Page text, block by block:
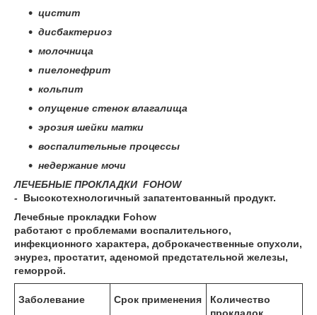
цистит
дисбактериоз
молочница
пиелонефрит
кольпит
опущение стенок влагалища
эрозия шейки матки
воспалительные процессы
недержание мочи
ЛЕЧЕБНЫЕ ПРОКЛАДКИ FOHOW
- Высокотехнологичный запатентованный продукт.
Лечебные прокладки Fohow
работают с проблемами воспалительного,
инфекционного характера, доброкачественные опухоли,
энурез, простатит, аденомой предстательной железы,
геморрой.
Заболевание Срок применения
Количество
прокладок